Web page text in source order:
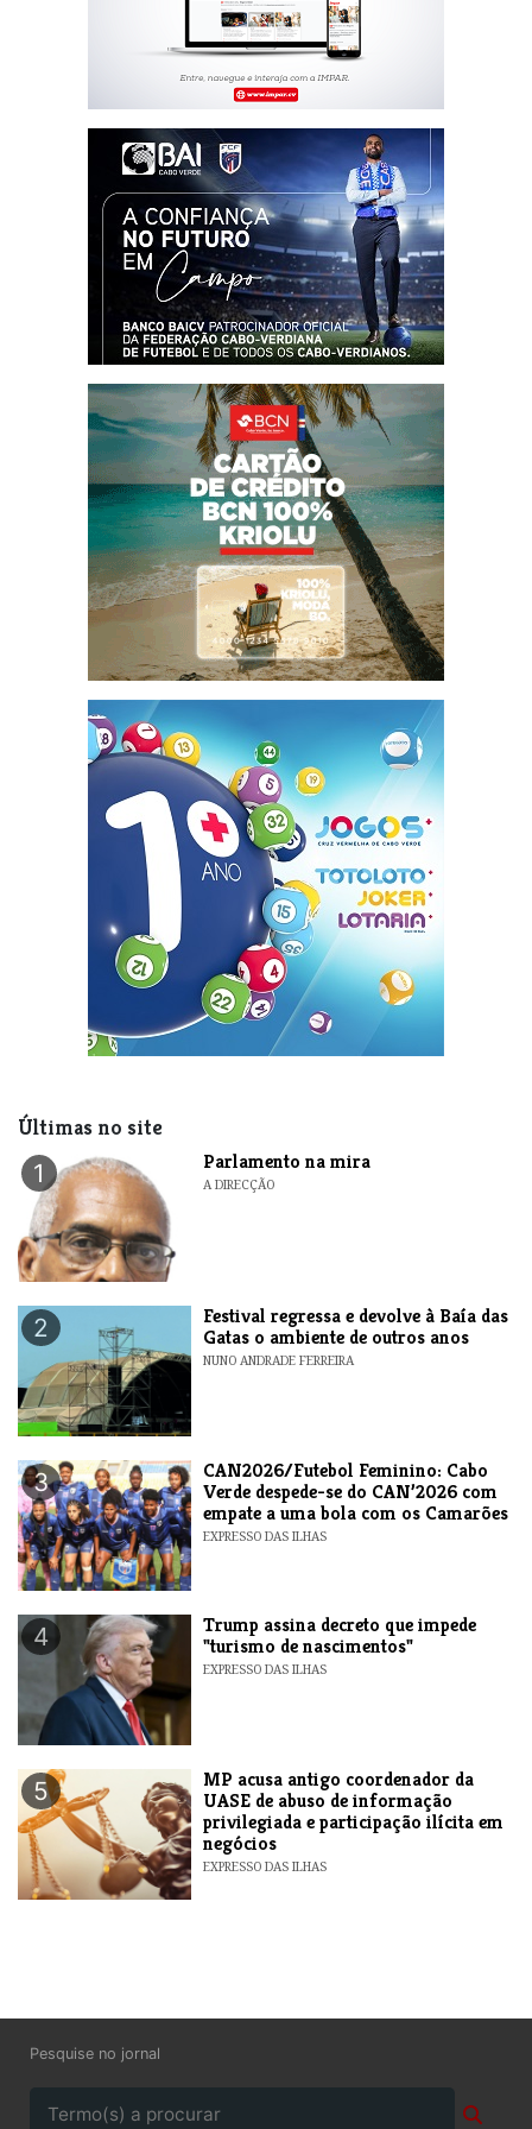
Últimas no site
1 Parlamento na mira
A DIRECÇÃO
2
Festival regressa e devolve à Baía das
Gatas o ambiente de outros anos
NUNO ANDRADE FERREIRA
3
CAN2026/Futebol Feminino: Cabo
Verde despede-se do CAN’2026 com
empate a uma bola com os Camarões
EXPRESSO DAS ILHAS
4
Trump assina decreto que impede
"turismo de nascimentos"
EXPRESSO DAS ILHAS
5
MP acusa antigo coordenador da
UASE de abuso de informação
privilegiada e participação ilícita em
negócios
EXPRESSO DAS ILHAS
Pesquise no jornal